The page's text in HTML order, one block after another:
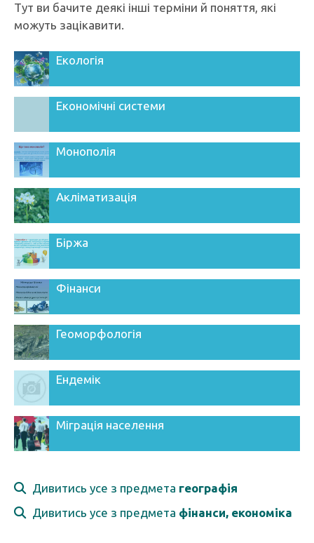
Тут ви бачите деякі інші терміни й поняття, які
можуть зацікавити.
Екологія
Економічні системи
Монополія
Акліматизація
Біржа
Фінанси
Геоморфологія
Ендемік
Міграція населення
Дивитись усе з предмета географія
Дивитись усе з предмета фінанси, економіка